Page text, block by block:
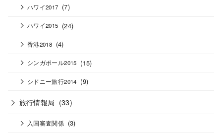
ハワイ2017 (7)
ハワイ2015 (24)
香港2018 (4)
シンガポール2015 (15)
シドニー旅行2014 (9)
旅行情報局 (33)
入国審査関係 (3)